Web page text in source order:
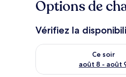
Options de
Vérifiez la
Ce soir
août 8 - août
Vérifier la disponibilité